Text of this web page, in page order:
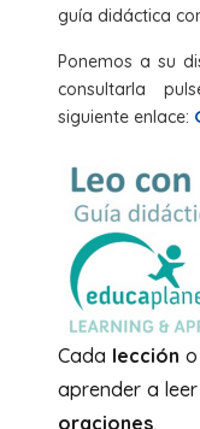
guía didáctica
Ponemos a su
consultarla
siguiente enlace:
Cada lección
aprender a
oraciones,